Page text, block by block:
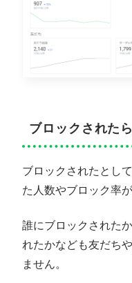
ブロックされた
ブロックされたとし
た人数やブロック率が
誰にブロックされた
れたかなども友だち
ません。